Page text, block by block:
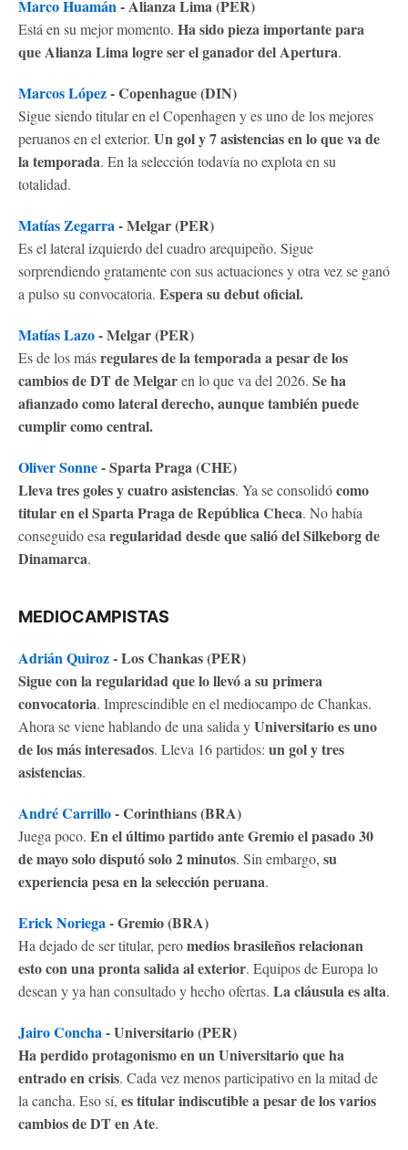
Marco Huamán- Alianza Lima (PER)
Está en su mejor momento. Ha sido pieza importante para
que Alianza Lima logre ser el ganador del Apertura.
Marcos López- Copenhague (DIN)
Sigue siendo titular en el Copenhagen y es uno de los mejores
peruanos en el exterior. Un gol y 7 asistencias en lo que va de
la temporada. En la selección todavía no explota en su
totalidad.
Matías Zegarra- Melgar (PER)
Es el lateral izquierdo del cuadro arequipeño. Sigue
sorprendiendo gratamente con sus actuaciones y otra vez se ganó
a pulso su convocatoria. Espera su debut oficial.
Matías Lazo- Melgar (PER)
Es de los másregulares de la temporada a pesar de los
cambios de DT de Melgaren lo que va del 2026. Se ha
afianzado como lateral derecho, aunque también puede
cumplir como central.
Oliver Sonne- Sparta Praga (CHE)
Lleva tres goles y cuatro asistencias. Ya se consolidócomo
titular en el Sparta Praga de República Checa. No había
conseguido esa regularidad desde que salió del Silkeborg de
Dinamarca.
MEDIOCAMPISTAS
Adrián Quiroz- Los Chankas (PER)
Sigue con la regularidad que lo llevó a su primera
convocatoria. Imprescindible en el mediocampo de Chankas.
Ahora se viene hablando de una salida yUniversitario es uno
de los más interesados. Lleva 16 partidos: un gol y tres
asistencias.
André Carrillo- Corinthians (BRA)
Juega poco. En el último partido ante Gremio el pasado 30
de mayo solo disputó solo 2 minutos. Sin embargo, su
experiencia pesa en la selección peruana.
Erick Noriega-Gremio (BRA)
Ha dejado de ser titular, peromedios brasileños relacionan
esto con una pronta salida al exterior. Equipos de Europa lo
desean y ya han consultado y hecho ofertas. La cláusula es alta.
Jairo Concha- Universitario (PER)
Ha perdido protagonismo en un Universitario que ha
entrado en crisis. Cada vez menos participativo en la mitad de
la cancha. Eso sí, es titular indiscutible a pesar de los varios
cambios de DT en Ate.